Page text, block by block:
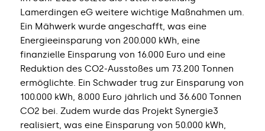
Lamerdingen eG weitere wichtige Maßnahmen um.
Ein Mähwerk wurde angeschafft, was eine
Energieeinsparung von 200.000 kWh, eine
finanzielle Einsparung von 16.000 Euro und eine
Reduktion des CO2-Ausstoßes um 73.200 Tonnen
ermöglichte. Ein Schwader trug zur Einsparung von
100.000 kWh, 8.000 Euro jährlich und 36.600 Tonnen
CO2 bei. Zudem wurde das Projekt Synergie3
realisiert, was eine Einsparung von 50.000 kWh,